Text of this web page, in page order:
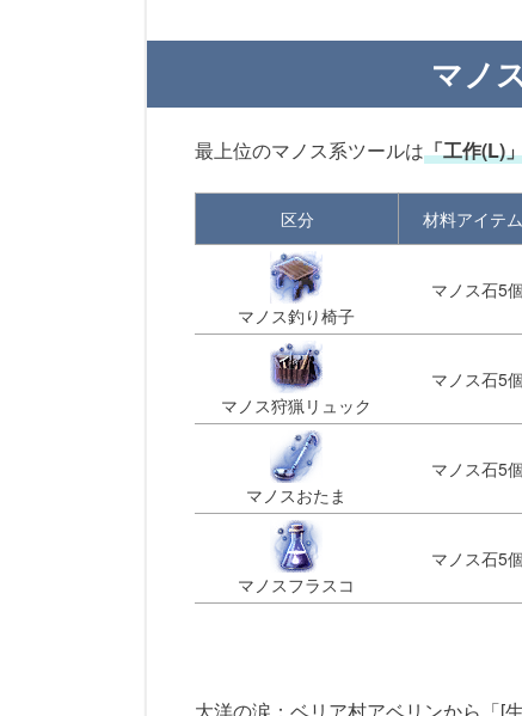
マノ
最上位のマノス系ツールは「工作(L)
区分 材料アイテ
マノス釣り椅子
マノス石5個
マノス狩猟リュック
マノス石5個
マノスおたま
マノス石5個
マノスフラスコ​
マノス石5個